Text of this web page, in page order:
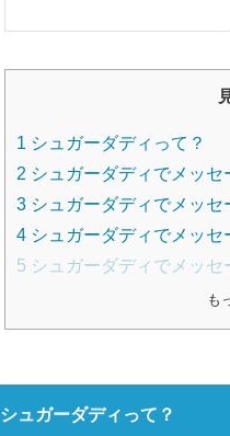
1 シュガーダディって？
2 シュガーダディでメッセ
3 シュガーダディでメッ
4 シュガーダディでメッセ
5 シュガーダディでメッ
も
シュガーダディって？